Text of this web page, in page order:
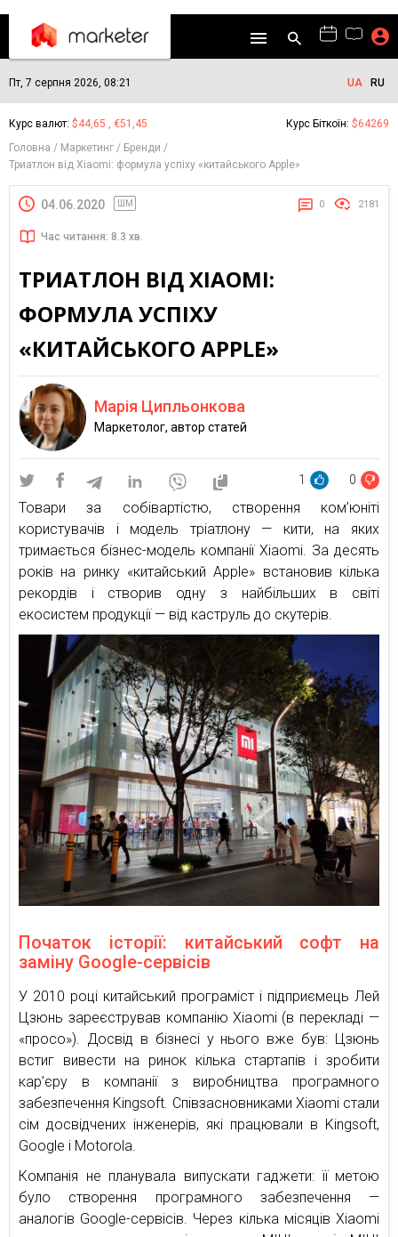
Пт, 7 серпня 2026, 08:21 UA RU
Курс валют: $44,65 , €51,45 Курс Біткоїн: $64269
Головна
Маркетинг
Бренди
Триатлон від Xiaomi: формула успіху «китайського Apple»
04.06.2020 ШМ 0 2181
Час читання: 8.3 хв.
ТРИАТЛОН ВІД XIAOMI:
ФОРМУЛА УСПІХУ
«КИТАЙСЬКОГО APPLE»
Марія Ципльонкова
Маркетолог, автор статей
1 0
Товари за собівартістю, створення ком’юніті
користувачів і модель тріатлону — кити, на яких
тримається бізнес-модель компанії Xiaomi. За десять
років на ринку «китайський Apple» встановив кілька
рекордів і створив одну з найбільших в світі
екосистем продукції — від каструль до скутерів.
Початок історії: китайський софт на
заміну Google-сервісів
У 2010 році китайський програміст і підприємець Лей
Цзюнь зареєстрував компанію Xiaomi (в перекладі —
«просо»). Досвід в бізнесі у нього вже був: Цзюнь
встиг вивести на ринок кілька стартапів і зробити
кар’єру в компанії з виробництва програмного
забезпечення Kingsoft. Співзасновниками Xiaomi стали
сім досвідчених інженерів, які працювали в Kingsoft,
Google і Motorola.
Компанія не планувала випускати гаджети: її метою
було створення програмного забезпечення —
аналогів Google-сервісів. Через кілька місяців Xiaomi